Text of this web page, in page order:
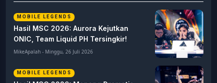
MOBILE LEGENDS
Hasil MSC 2026: Aurora Kejutkan
ONIC, Team Liquid PH Tersingkir!
MikeApalah - Minggu, 26 Juli 2026
MOBILE LEGENDS